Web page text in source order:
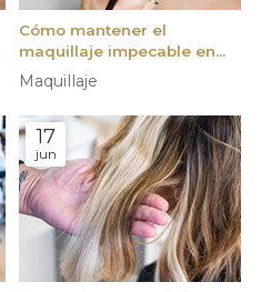
Cómo mantener el
maquillaje impecable en
los días de más calor
Maquillaje
17
jun